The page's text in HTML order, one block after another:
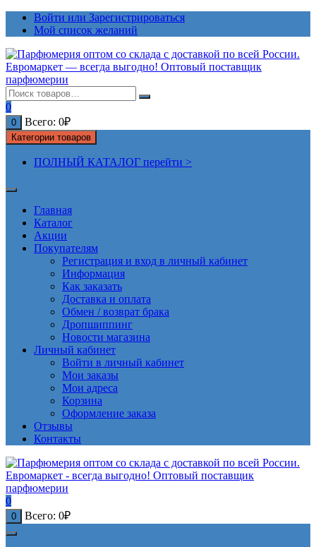
ПерейтиВойти или Зарегистрироваться
Мой список желаний
0
0 Всего: 0₽
Категории товаров
ПОЛНЫЙ КАТАЛОГ перейти >
Главная
Каталог
Акции
Покупателям
Регистрация и вход в личный кабинет
Информация
Как заказать
Доставка и оплата
Обмен / возврат брака
Дропшиппинг
Новости магазина
Личный кабинет
Войти в личный кабинет
Мои заказы
Мои адреса
Корзина
Оформление заказа
Отзывы
Контакты
0
0 Всего: 0₽